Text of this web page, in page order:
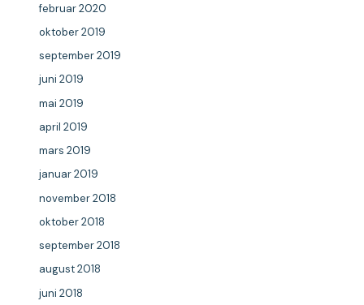
februar 2020
oktober 2019
september 2019
juni 2019
mai 2019
april 2019
mars 2019
januar 2019
november 2018
oktober 2018
september 2018
august 2018
juni 2018